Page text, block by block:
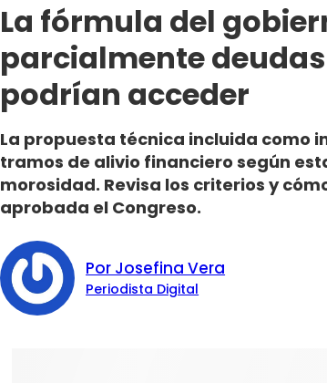
La fórmula del
parcialmente deudas
podrían acceder
La propuesta técnica incluida como
tramos de alivio financiero según
morosidad. Revisa los criterios y
aprobada el Congreso.
Por Josefina Vera
Periodista Digital